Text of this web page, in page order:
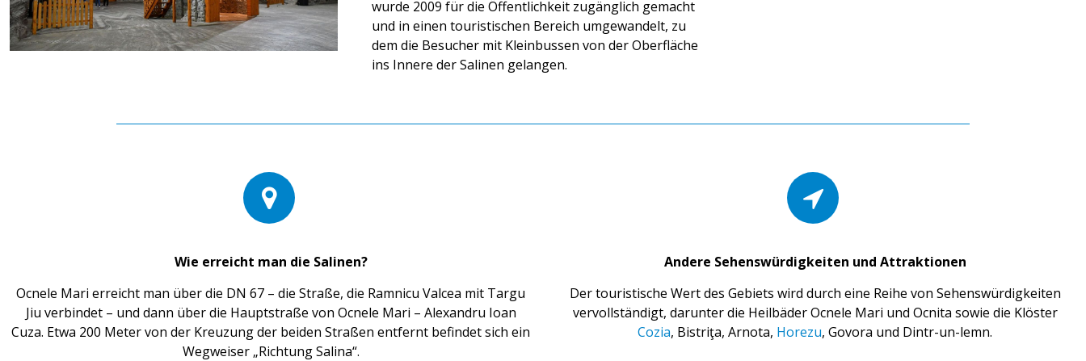
wurde 2009 für die Öffentlichkeit zugänglich gemacht
und in einen touristischen Bereich umgewandelt, zu
dem die Besucher mit Kleinbussen von der Oberfläche
ins Innere der Salinen gelangen.
Wie erreicht man die Salinen?
Ocnele Mari erreicht man über die DN 67 – die Straße, die Ramnicu Valcea mit Targu
Jiu verbindet – und dann über die Hauptstraße von Ocnele Mari – Alexandru Ioan
Cuza. Etwa 200 Meter von der Kreuzung der beiden Straßen entfernt befindet sich ein
Wegweiser „Richtung Salina“.
Andere Sehenswürdigkeiten und Attraktionen
Der touristische Wert des Gebiets wird durch eine Reihe von Sehenswürdigkeiten
vervollständigt, darunter die Heilbäder Ocnele Mari und Ocnita sowie die Klöster
Cozia, Bistriţa, Arnota, Horezu, Govora und Dintr-un-lemn.